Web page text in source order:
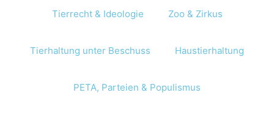
Tierrecht & Ideologie Zoo & Zirkus
Tierhaltung unter Beschuss Haustierhaltung
PETA, Parteien & Populismus